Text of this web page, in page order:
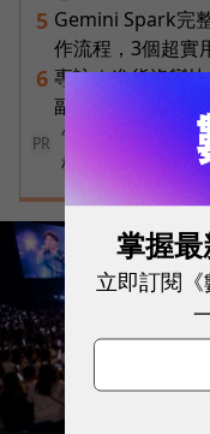
5 Gemini Spark完
作流程，3個超實
6 專訪｜進貨沒變
副總揭比拚速度更
PR
告別極速迷思！
標準
掌握最
立即訂閱